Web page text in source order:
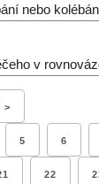
nebo
v
>
5 6
22